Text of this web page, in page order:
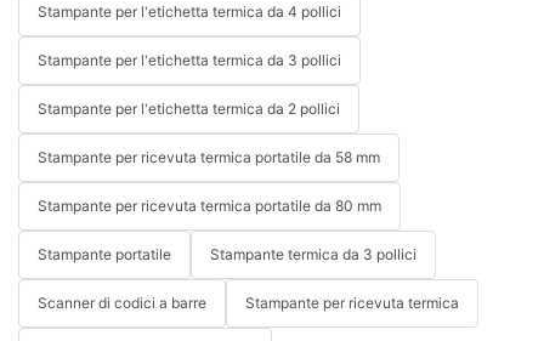
Stampante per l'etichetta termica da 4 pollici
Stampante per l'etichetta termica da 3 pollici
Stampante per l'etichetta termica da 2 pollici
Stampante per ricevuta termica portatile da 58 mm
Stampante per ricevuta termica portatile da 80 mm
Stampante portatile Stampante termica da 3 pollici
Scanner di codici a barre Stampante per ricevuta termica